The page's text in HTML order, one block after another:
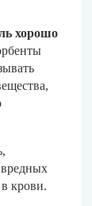
хорошо
крови.